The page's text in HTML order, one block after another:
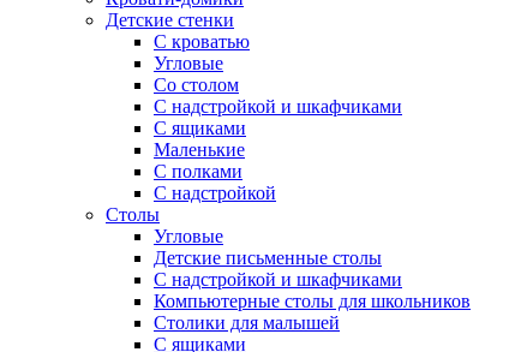
Детские стенки
С кроватью
Угловые
Со столом
С надстройкой и шкафчиками
С ящиками
Маленькие
С полками
С надстройкой
Столы
Угловые
Детские письменные столы
С надстройкой и шкафчиками
Компьютерные столы для школьников
Столики для малышей
С ящиками